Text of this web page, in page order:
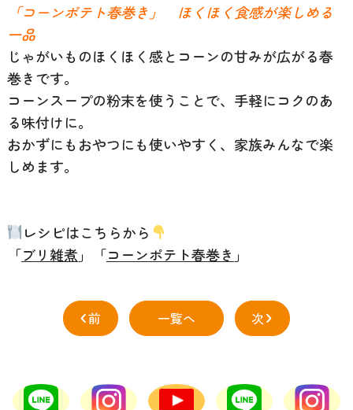
「コーンポテト春巻き」 ほくほく食感が楽しめる
一品
じゃがいものほくほく感とコーンの甘みが広がる春
巻きです。
コーンスープの粉末を使うことで、手軽にコクのあ
る味付けに。
おかずにもおやつにも使いやすく、家族みんなで楽
しめます。
レシピはこちらから
「ブリ雑煮 」「コーンポテト春巻き 」
‹前 一覧へ 次›